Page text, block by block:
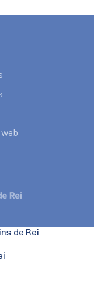
de Rei